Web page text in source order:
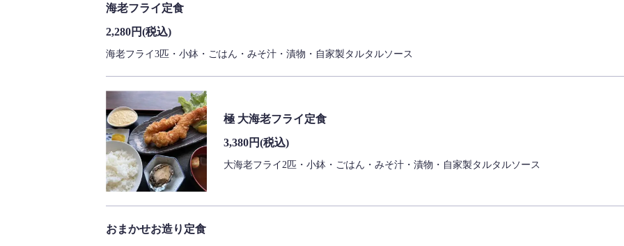
海老フライ定食
2,280円(税込)
海老フライ3匹・小鉢・ごはん・みそ汁・漬物・自家製タルタルソース
極 大海老フライ定食
3,380円(税込)
大海老フライ2匹・小鉢・ごはん・みそ汁・漬物・自家製タルタルソース
おまかせお造り定食